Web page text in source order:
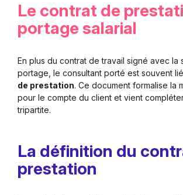
Le contrat de
portage salarial
En plus du contrat de travail signé avec la
portage, le consultant porté est souvent
de prestation. Ce document formalise la
pour le compte du client et vient
tripartite.
La définition du
prestation